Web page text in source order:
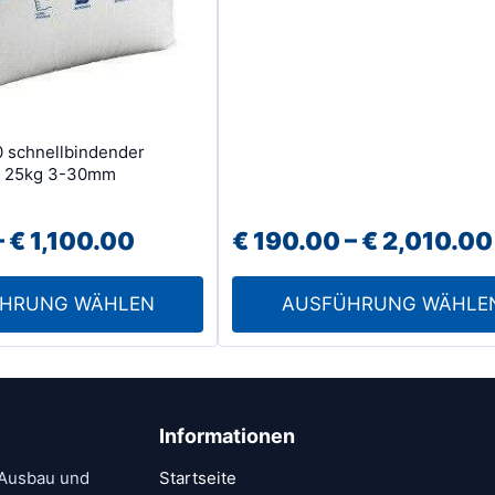
schnellbindender
25kg 3-30mm
€1,100.00 Preisspanne:
€ 110.00
bis
€ 1,100.00
WÄHLEN
€190.00–€2,010.00
AUSFÜHRUNG
und
Informationen
Startseite